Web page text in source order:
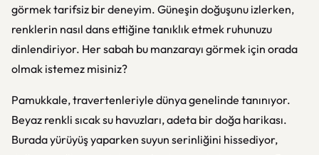
görmek tarifsiz bir deneyim. Güneşin doğuşunu izlerken,
renklerin nasıl dans ettiğine tanıklık etmek ruhunuzu
dinlendiriyor. Her sabah bu manzarayı görmek için orada
olmak istemez misiniz?
Pamukkale, travertenleriyle dünya genelinde tanınıyor.
Beyaz renkli sıcak su havuzları, adeta bir doğa harikası.
Burada yürüyüş yaparken suyun serinliğini hissediyor,